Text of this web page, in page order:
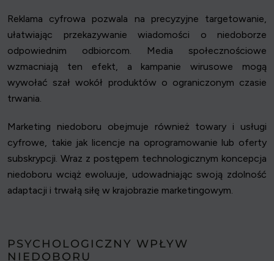
Reklama cyfrowa pozwala na precyzyjne targetowanie,
ułatwiając przekazywanie wiadomości o niedoborze
odpowiednim odbiorcom. Media społecznościowe
wzmacniają ten efekt, a kampanie wirusowe mogą
wywołać szał wokół produktów o ograniczonym czasie
trwania.
Marketing niedoboru obejmuje również towary i usługi
cyfrowe, takie jak licencje na oprogramowanie lub oferty
subskrypcji. Wraz z postępem technologicznym koncepcja
niedoboru wciąż ewoluuje, udowadniając swoją zdolność
adaptacji i trwałą siłę w krajobrazie marketingowym.
PSYCHOLOGICZNY WPŁYW
NIEDOBORU